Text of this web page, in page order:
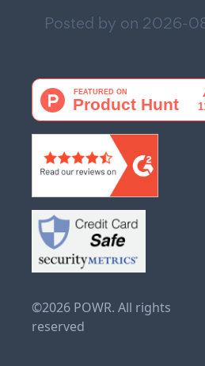
Posted by on 2026-
©2026 POWR. All rights
reserved